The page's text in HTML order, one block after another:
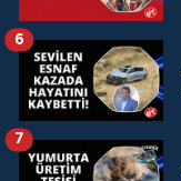
6
7